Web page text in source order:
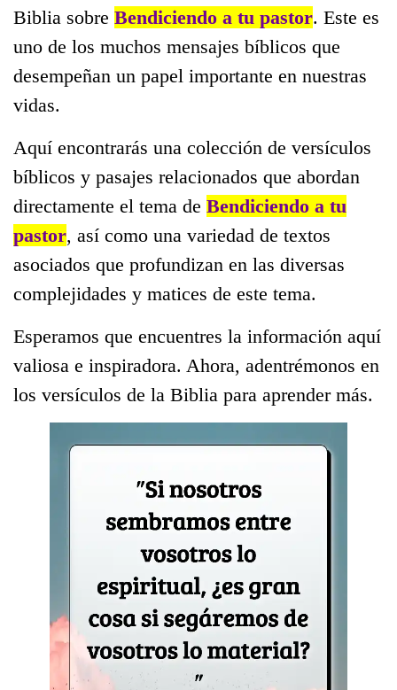
Biblia sobre Bendiciendo a tu pastor. Este es
uno de los muchos mensajes bíblicos que
desempeñan un papel importante en nuestras
vidas.
Aquí encontrarás una colección de versículos
bíblicos y pasajes relacionados que abordan
directamente el tema de Bendiciendo a tu
pastor, así como una variedad de textos
asociados que profundizan en las diversas
complejidades y matices de este tema.
Esperamos que encuentres la información aquí
valiosa e inspiradora. Ahora, adentrémonos en
los versículos de la Biblia para aprender más.